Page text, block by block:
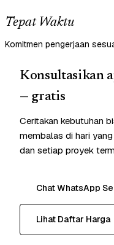
Tepat Waktu
Komitmen pengerjaan
Konsultasikan
— gratis
Ceritakan kebutuhan
membalas di hari
dan setiap proyek
Chat WhatsApp
Lihat Daftar Harga